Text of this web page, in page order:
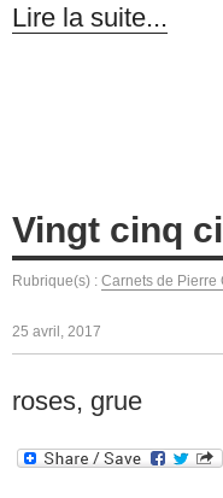
Lire la suite...
Vingt cinq
Rubrique(s) : Carnets de Pierre
25 avril, 2017
roses, grue